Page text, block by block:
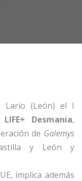
Lario (León) el I
Desmania,
de Galemys
y León y
implica además